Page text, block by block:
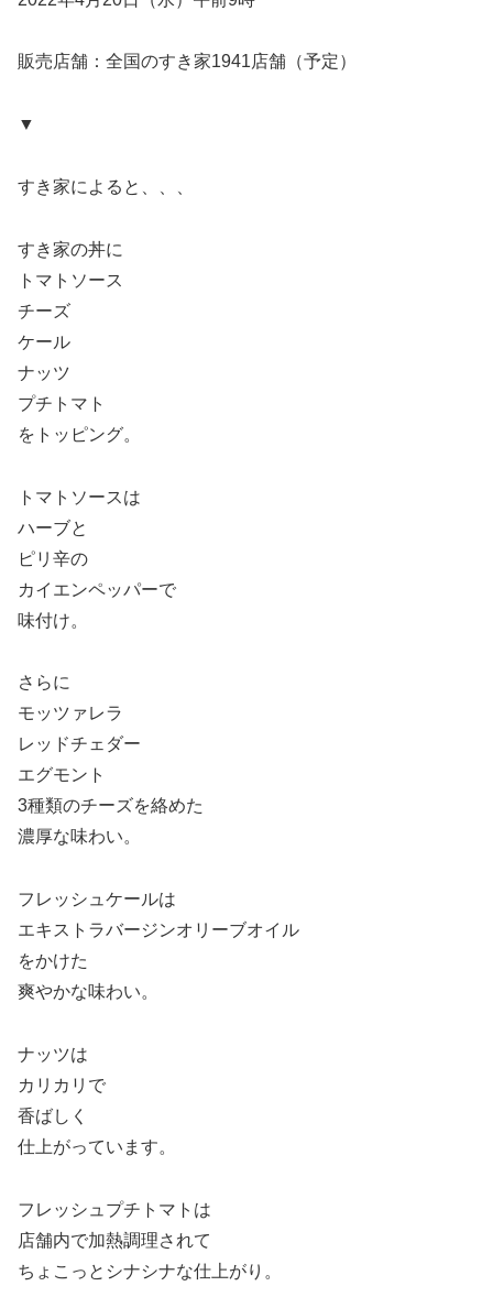
販売店舗：全国のすき家1941店舗（予定）
▼
すき家によると、、、
すき家の丼に
トマトソース
チーズ
ケール
ナッツ
プチトマト
をトッピング。
トマトソースは
ハーブと
ピリ辛の
カイエンペッパーで
味付け。
さらに
モッツァレラ
レッドチェダー
エグモント
3種類のチーズを絡めた
濃厚な味わい。
フレッシュケールは
エキストラバージンオリーブオイル
をかけた
爽やかな味わい。
ナッツは
カリカリで
香ばしく
仕上がっています。
フレッシュプチトマトは
店舗内で加熱調理されて
ちょこっとシナシナな仕上がり。